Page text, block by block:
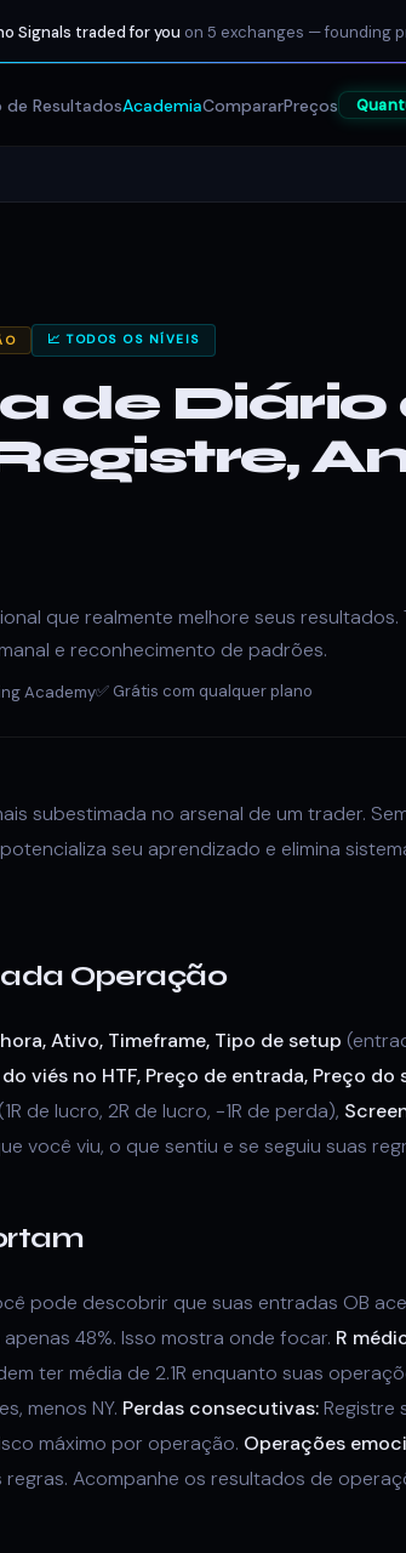
Signals traded for you on 5 exchanges — founding
de ResultadosAcademiaCompararPreços
📈 TODOS OS NÍVEIS
de Diário
que realmente melhore seus resultados.
e reconhecimento de padrões.
Academy✅ Grátis com qualquer plano
subestimada no arsenal de um trader.
seu aprendizado e elimina
Operação
Ativo, Timeframe, Tipo de setup
viés no HTF, Preço de entrada, Preço
(1R de lucro, 2R de lucro, -1R de perda),
você viu, o que sentiu e se seguiu suas
pode descobrir que suas entradas OB
48%. Isso mostra onde focar. R
ter média de 2.1R enquanto suas
menos NY. Perdas consecutivas:Registre
máximo por operação. Operações
Acompanhe os resultados de